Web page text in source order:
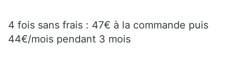
4 fois sans frais : 47€ à la commande puis
44€/mois pendant 3 mois